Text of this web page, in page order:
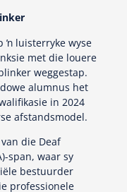
ŉ luisterryke wyse
met die louere
weggestap.
alumnus het
in 2024
afstandsmodel.
die Deaf
span, waar sy
bestuurder
professionele